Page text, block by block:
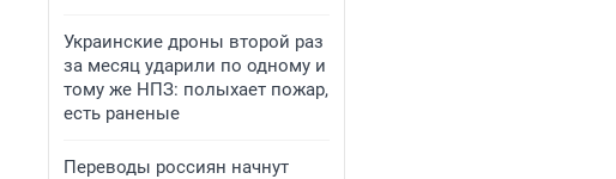
Украинские дроны второй раз
за месяц ударили по одному и
тому же НПЗ: полыхает пожар,
есть раненые
Переводы россиян начнут